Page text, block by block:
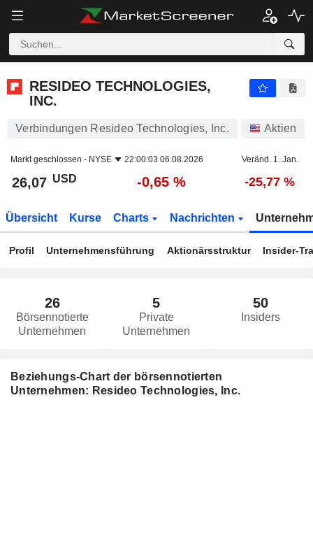
RESIDEO TECHNOLOGIES,
INC.
Verbindungen Resideo Technologies, Inc. Aktien
Markt geschlossen - NYSE 22:00:03 06.08.2026 Veränd. 1. Jan.
26,07 USD -0,65 % -25,77 %
Übersicht Kurse Charts Nachrichten
Profil Unternehmensführung Aktionärsstruktur Insider-
26
Börsennotierte
Unternehmen
5
Private
Unternehmen
50
Insiders
Beziehungs-Chart der börsennotierten
Unternehmen: Resideo Technologies, Inc.